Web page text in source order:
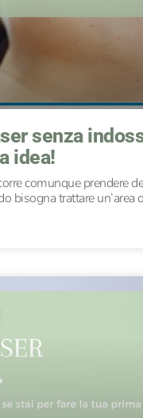
senza
idea!
comunque prendere
bisogna trattare un’area